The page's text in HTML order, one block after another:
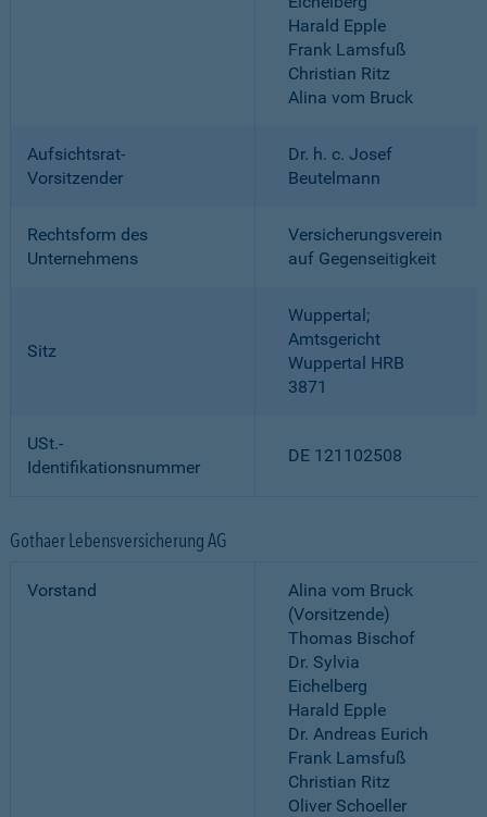
Harald Epple
Frank Lamsfuß
Christian Ritz
Alina vom Bruck
Aufsichtsrat-
Vorsitzender
Dr. h. c. Josef
Beutelmann
Rechtsform des
Unternehmens
Versicherungsverein
auf Gegenseitigkeit
Sitz
Wuppertal;
Amtsgericht
Wuppertal HRB
3871
USt.-
Identifikationsnummer
DE 121102508
Gothaer Lebensversicherung AG
Vorstand
Alina vom Bruck
(Vorsitzende)
Thomas Bischof
Dr. Sylvia
Eichelberg
Harald Epple
Dr. Andreas Eurich
Frank Lamsfuß
Christian Ritz
Oliver Schoeller